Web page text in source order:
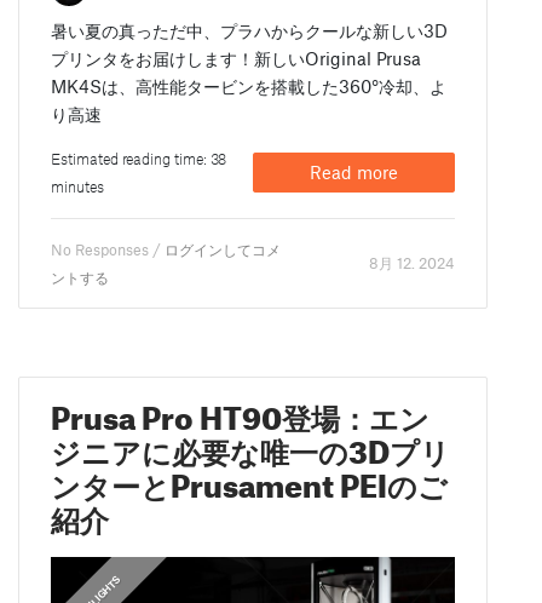
暑い夏の真っただ中、プラハからクールな新しい3D
プリンタをお届けします！新しいOriginal Prusa
MK4Sは、高性能タービンを搭載した360°冷却、よ
り高速
Estimated reading time: 38
minutes
Read more
No Responses / ログインしてコメ
ントする
8月 12. 2024
Prusa Pro HT90登場：エン
ジニアに必要な唯一の3Dプリ
ンターとPrusament PEIのご
紹介